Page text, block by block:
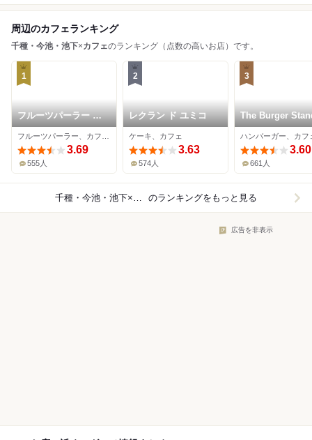
周辺のカフェランキング
千種・今池・池下×カフェのランキング（点数の高いお店）です。
1
フルーツパーラー 弘
法屋 池下店
3.69
555人
2
レクラン ド ユミコ
ケーキ、カフェ
3.63
574人
3
The Burger
N’s
ハンバーガー、カフ
3.60
661人
千種・今池・池下×カフェ のランキングをもっと見る
広告を非表示